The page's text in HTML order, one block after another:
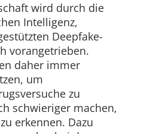
wird durch die
Intelligenz,
Deepfake-
vorangetrieben.
daher immer
um
zu
schwieriger machen,
erkennen. Dazu